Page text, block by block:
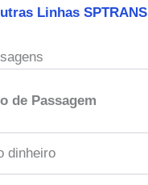
Linhas SPTRANS
de Passagem
dinheiro